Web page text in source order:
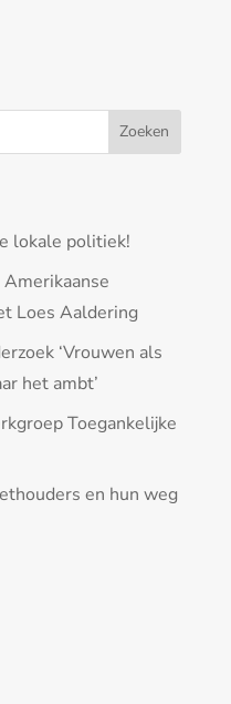
lokale politiek!
Loes Aaldering
‘Vrouwen als
het ambt’
Toegankelijke
en hun weg